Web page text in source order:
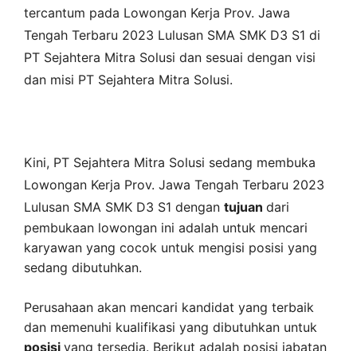
tercantum pada Lowongan Kerja Prov. Jawa
Tengah Terbaru 2023 Lulusan SMA SMK D3 S1 di
PT Sejahtera Mitra Solusi dan sesuai dengan visi
dan misi PT Sejahtera Mitra Solusi.
Kini, PT Sejahtera Mitra Solusi sedang membuka
Lowongan Kerja Prov. Jawa Tengah Terbaru 2023
Lulusan SMA SMK D3 S1 dengan tujuan dari
pembukaan lowongan ini adalah untuk mencari
karyawan yang cocok untuk mengisi posisi yang
sedang dibutuhkan.
Perusahaan akan mencari kandidat yang terbaik
dan memenuhi kualifikasi yang dibutuhkan untuk
posisi yang tersedia. Berikut adalah posisi jabatan